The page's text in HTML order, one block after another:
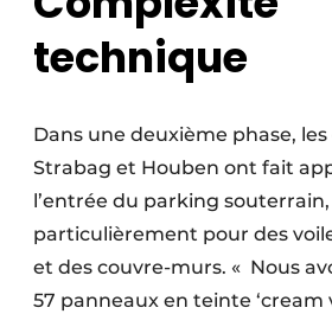
technique
Dans une deuxième phase,
Strabag et Houben ont fait
l’entrée du parking
particulièrement pour des
et des couvre-murs. « Nous
57 panneaux en teinte ‘cream